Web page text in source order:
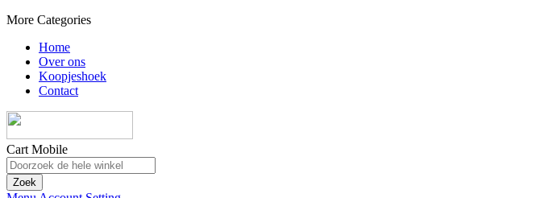
More Categories
Home
Over ons
Koopjeshoek
Contact
Cart Mobile
Zoek